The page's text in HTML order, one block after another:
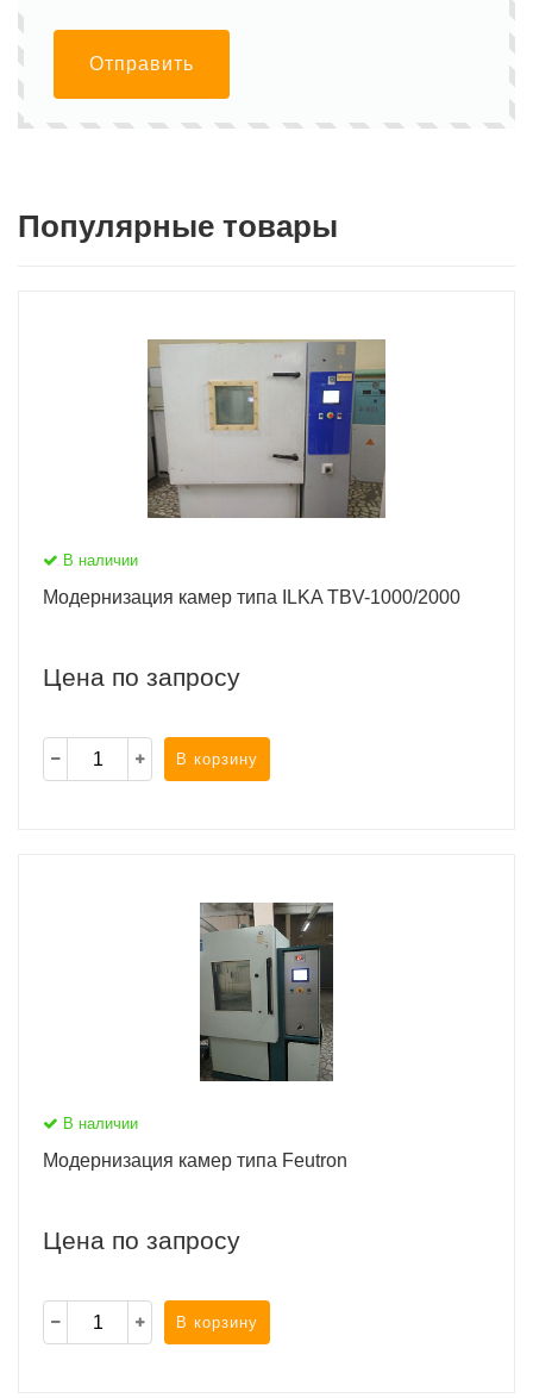
Отправить
Популярные товары
В наличии
Модернизация камер типа ILKA TBV-1000/2000
Цена по запросу
В корзину
В наличии
Модернизация камер типа Feutron
Цена по запросу
В корзину